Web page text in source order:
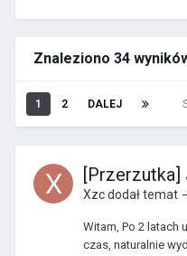
Znaleziono 34
1 2 DALEJ
Xzcdodał temat
Witam, Po 2 latach
czas, naturalnie